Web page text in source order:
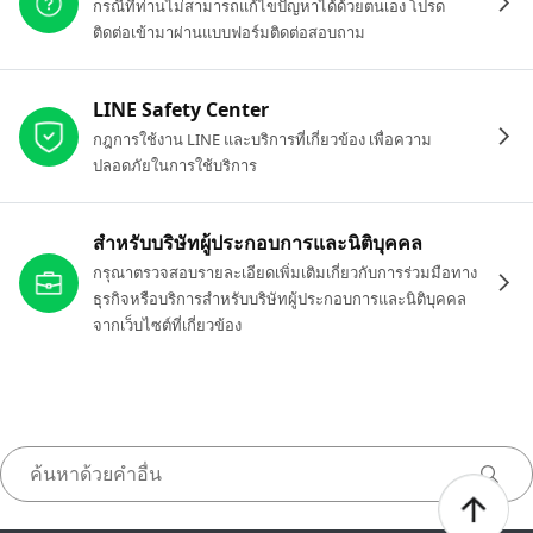
กรณีที่ท่านไม่สามารถแก้ไขปัญหาได้ด้วยตนเอง โปรด
ติดต่อเข้ามาผ่านแบบฟอร์มติดต่อสอบถาม
LINE Safety Center
กฎการใช้งาน LINE และบริการที่เกี่ยวข้อง เพื่อความ
ปลอดภัยในการใช้บริการ
สำหรับบริษัทผู้ประกอบการและนิติบุคคล
กรุณาตรวจสอบรายละเอียดเพิ่มเติมเกี่ยวกับการร่วมมือทาง
ธุรกิจหรือบริการสำหรับบริษัทผู้ประกอบการและนิติบุคคล
จากเว็บไซต์ที่เกี่ยวข้อง